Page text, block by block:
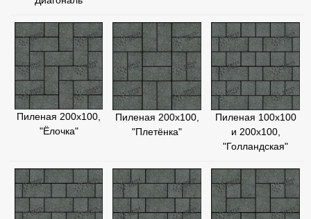
Пиленая 200х100,
"Ёлочка"
Пиленая 200х100,
"Плетёнка"
Пиленая 100х100
и 200х100,
"Голландская"